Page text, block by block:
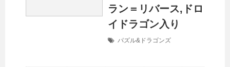
ラン＝リバース,ドロ
イドラゴン入り
パズル&ドラゴンズ